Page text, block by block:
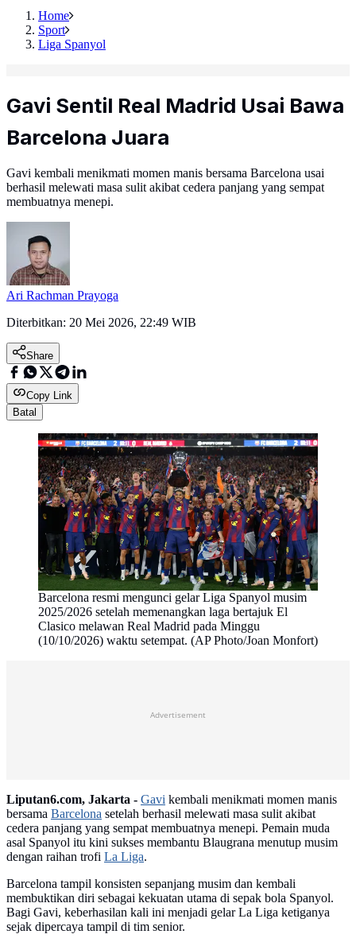
Home
Sport
Liga Spanyol
Gavi Sentil Real Madrid Usai Bawa
Barcelona Juara
Gavi kembali menikmati momen manis bersama Barcelona usai
berhasil melewati masa sulit akibat cedera panjang yang sempat
membuatnya menepi.
Ari Rachman Prayoga
Diterbitkan: 20 Mei 2026, 22:49 WIB
Share
Copy Link
Batal
Barcelona resmi mengunci gelar Liga Spanyol musim
2025/2026 setelah memenangkan laga bertajuk El
Clasico melawan Real Madrid pada Minggu
(10/10/2026) waktu setempat. (AP Photo/Joan Monfort)
Advertisement
Liputan6.com, Jakarta - Gavi kembali menikmati momen manis
bersama Barcelona setelah berhasil melewati masa sulit akibat
cedera panjang yang sempat membuatnya menepi. Pemain muda
asal Spanyol itu kini sukses membantu Blaugrana menutup musim
dengan raihan trofi La Liga.
Barcelona tampil konsisten sepanjang musim dan kembali
membuktikan diri sebagai kekuatan utama di sepak bola Spanyol.
Bagi Gavi, keberhasilan kali ini menjadi gelar La Liga ketiganya
sejak dipercaya tampil di tim senior.